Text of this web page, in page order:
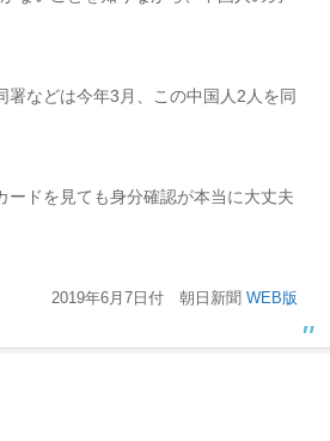
などは今年3月、この中国人2人を同
ドを見ても身分確認が本当に大丈夫
2019年6月7日付 朝日新聞WEB版